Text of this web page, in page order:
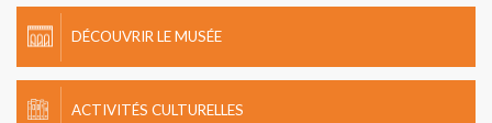
DÉCOUVRIR LE MUSÉE
ACTIVITÉS CULTURELLES